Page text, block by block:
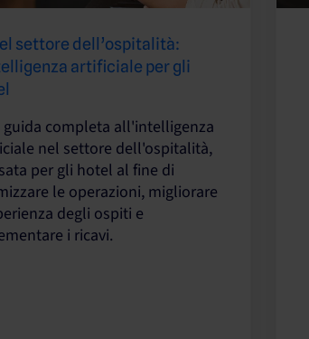
settore dell’ospitalità:
artificiale per gli
guida completa all'intelligenza
nel settore dell'ospitalità,
per gli hotel al fine di
le operazioni, migliorare
degli ospiti e
i ricavi.